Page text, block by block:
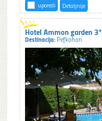
uporedi Detaljnije
Hotel Ammon garden 3*
Destinacija: Pefkohori